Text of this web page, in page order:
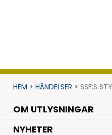
HEM > HÄNDELSER > SSF:S
OM UTLYSNINGAR
NYHETER.